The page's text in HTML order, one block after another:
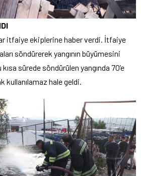
itfaiye ekiplerine haber verdi. İtfaiye
söndürerek yangının büyümesini
sürede söndürülen yangında 70’e
kullanılamaz hale geldi.